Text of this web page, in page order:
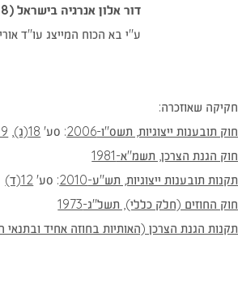
דור אלון אנרגיה בישראל (1988) בע"מ
ע"י בא הכוח המייצג עו"ד
חקיקה שאוזכרה:
חוק תובענות ייצוגיות, תשס"ו-2006
(נפתח
חדש)
: סע' 18(ג)
חוק הגנת הצרכן, תשמ"א-1981
(נפתח
בחלון
חדש)
תקנות תובענות ייצוגיות, תש"ע-2010
(נפתח
בחלון
חדש)
: סע' 12(ד)
חוק החוזים (חלק כללי), תשל"ג-1973
(נפתח
בחלון
תקנות הגנת הצרכן (האותיות בחוזה אחיד ובתנאי